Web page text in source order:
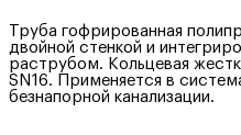
Труба гофрированная
двойной стенкой и
раструбом. Кольцевая
SN16. Применяется в
безнапорной канализации.